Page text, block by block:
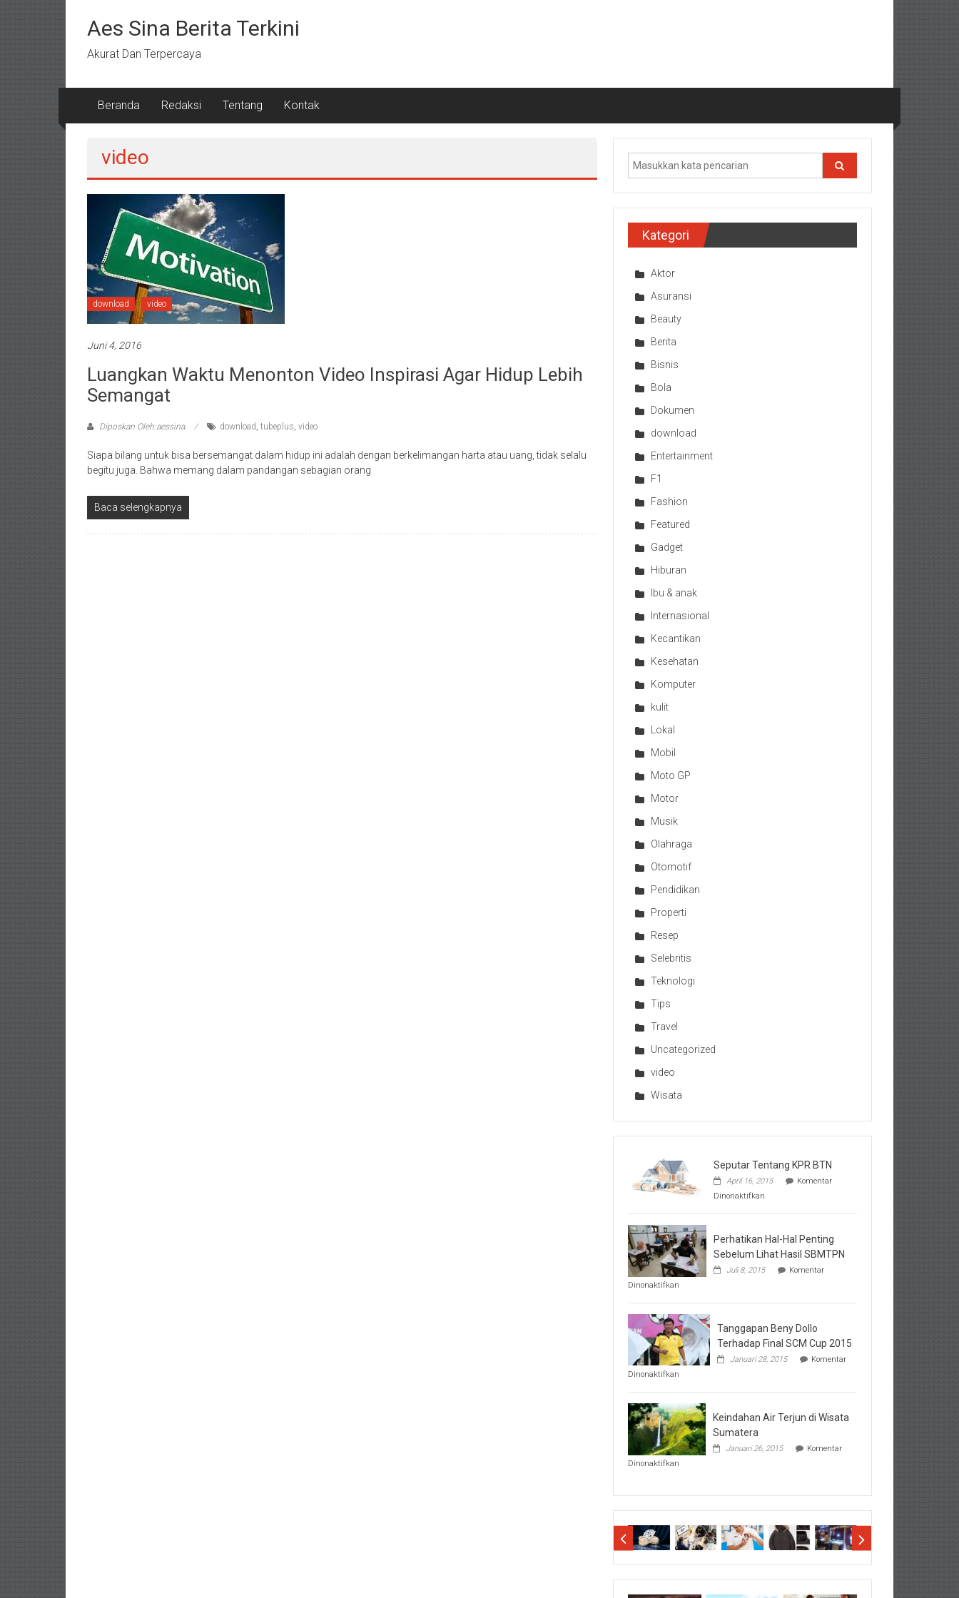
kontenAes Sina Berita Terkini
Akurat Dan Terpercaya
Beranda Redaksi Tentang Kontak
video
download video
Juni 4, 2016
Luangkan Waktu Menonton Video Inspirasi Agar Hidup Lebih
Semangat
Diposkan Oleh:aessina download, tubeplus, video
Siapa bilang untuk bisa bersemangat dalam hidup ini adalah dengan berkelimangan harta atau uang, tidak selalu
begitu juga. Bahwa memang dalam pandangan sebagian orang
Baca selengkapnya
Kategori
Aktor
Asuransi
Beauty
Berita
Bisnis
Bola
Dokumen
download
Entertainment
F1
Fashion
Featured
Gadget
Hiburan
Ibu & anak
Internasional
Kecantikan
Kesehatan
Komputer
kulit
Lokal
Mobil
Moto GP
Motor
Musik
Olahraga
Otomotif
Pendidikan
Properti
Resep
Selebritis
Teknologi
Tips
Travel
Uncategorized
video
Wisata
Seputar Tentang KPR BTN
April 16, 2015
Komentar
Dinonaktifkan
Tentang
BTN
Perhatikan Hal-Hal Penting
Sebelum Lihat Hasil SBMTPN
Juli 8, 2015
Komentar
Dinonaktifkan
Hal-
Hal
Penting
Sebelum
Lihat
Hasil
Tanggapan Beny Dollo
Terhadap Final SCM Cup 2015
Januari 28, 2015
Komentar
Dinonaktifkan
Beny
Dollo
Terhadap
Final
SCM
Cup
Keindahan Air Terjun di Wisata
Sumatera
Januari 26, 2015
Komentar
Dinonaktifkan
Terjun
Sumatera